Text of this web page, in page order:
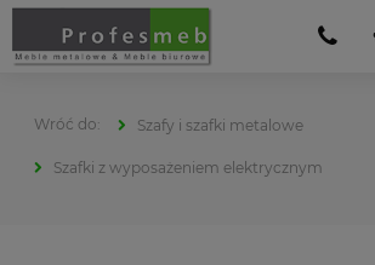
Szafy i szafki metalowe
Szafki z wyposażeniem elektrycznym